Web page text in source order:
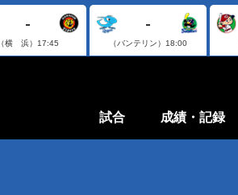
-
（横 浜） 17:45
-
（バンテリン） 18:00
試合 成績・記録